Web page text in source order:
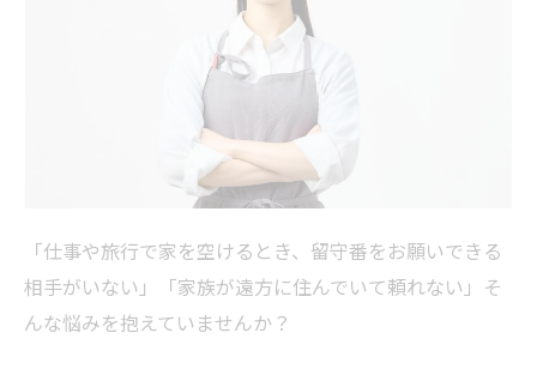
「仕事や旅行で家を空けるとき、留守番をお願いできる
相手がいない」「家族が遠方に住んでいて頼れない」そ
んな悩みを抱えていませんか？